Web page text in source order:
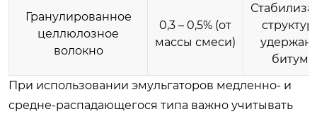
Гранулированное
целлюлозное
волокно
0,3 – 0,5% (от
массы смеси)
битума
При использовании эмульгаторов медленно- и
средне-распадающегося типа важно учитывать